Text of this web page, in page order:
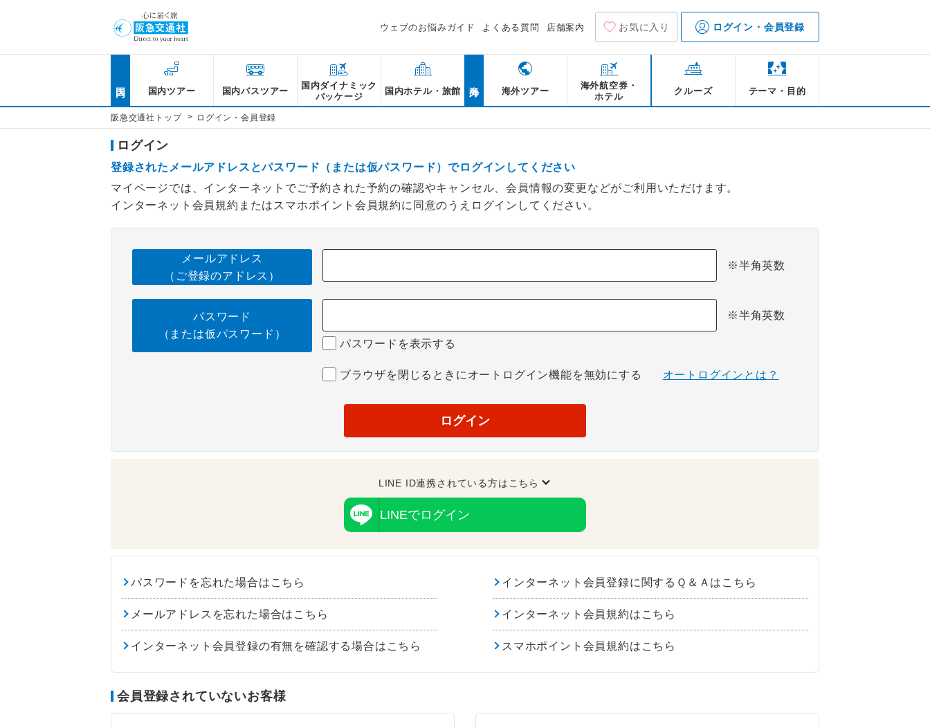
ウェブのお悩みガイド よくある質問 店舗案内 お気に入り ログイン・会員登録
国内ツアー 国内バスツアー
国内ダイナミック
パッケージ
国内ホテル・旅館 海外ツアー
海外航空券・
ホテル
クルーズ テーマ・目的
阪急交通社トップ > ログイン・会員登録
ログイン
登録されたメールアドレスとパスワード（または仮パスワード）でログインしてください
マイページでは、インターネットでご予約された予約の確認やキャンセル、会員情報の変更などがご利用いただけます。
インターネット会員規約またはスマホポイント会員規約に同意のうえログインしてください。
メールアドレス
（ご登録のアドレス）
※半角英数
パスワード
（または仮パスワード）
※半角英数
パスワードを表示する
ブラウザを閉じるときにオートログイン機能を無効にする オートログインとは？
ログイン
LINE ID連携されている方はこちら
LINEでログイン
パスワードを忘れた場合はこちら インターネット会員登録に関するＱ＆Ａはこちら
メールアドレスを忘れた場合はこちら インターネット会員規約はこちら
インターネット会員登録の有無を確認する場合はこちら スマホポイント会員規約はこちら
会員登録されていないお客様